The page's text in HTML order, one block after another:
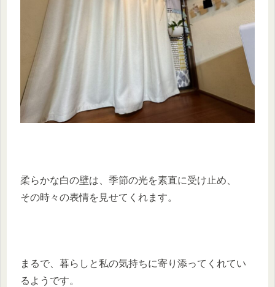
柔らかな白の壁は、季節の光を素直に受け止め、
その時々の表情を見せてくれます。
まるで、暮らしと私の気持ちに寄り添ってくれてい
るようです。